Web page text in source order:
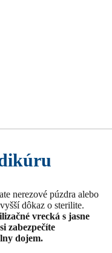
nerezové púzdra alebo
dôkaz o sterilite.
vrecká s jasne
zabezpečíte
dojem.